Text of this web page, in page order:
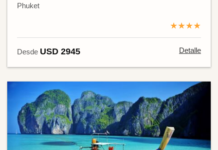
Phuket
★★★★
Desde USD 2945 Detalle